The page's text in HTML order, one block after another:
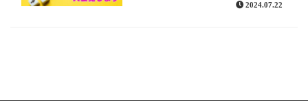
2024.07.22